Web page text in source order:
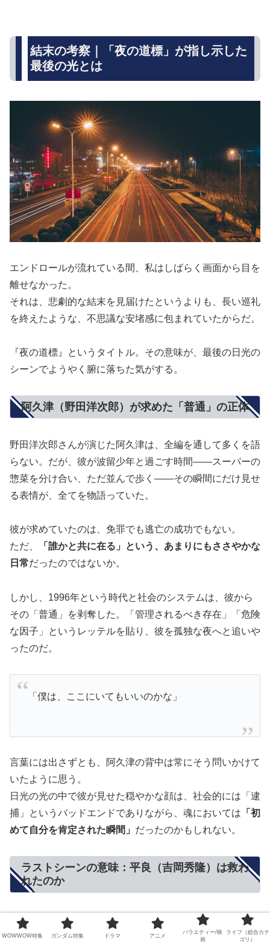
結末の考察｜「夜の道標」が指し示した
最後の光とは
エンドロールが流れている間、私はしばらく画面から目を
離せなかった。
それは、悲劇的な結末を見届けたというよりも、長い巡礼
を終えたような、不思議な安堵感に包まれていたからだ。
『夜の道標』というタイトル。その意味が、最後の日光の
シーンでようやく腑に落ちた気がする。
阿久津（野田洋次郎）が求めた「普通」の正体
野田洋次郎さんが演じた阿久津は、全編を通して多くを語
らない。だが、彼が波留少年と過ごす時間——スーパーの
惣菜を分け合い、ただ並んで歩く——その瞬間にだけ見せ
る表情が、全てを物語っていた。
彼が求めていたのは、免罪でも逃亡の成功でもない。
ただ、
「誰かと共に在る」という、あまりにもささやかな
日常だったのではないか。
しかし、1996年という時代と社会のシステムは、彼から
その「普通」を剥奪した。「管理されるべき存在」「危険
な因子」というレッテルを貼り、彼を孤独な夜へと追いや
ったのだ。
「僕は、ここにいてもいいのかな」
言葉には出さずとも、阿久津の背中は常にそう問いかけて
いたように思う。
日光の光の中で彼が見せた穏やかな顔は、社会的には「逮
捕」というバッドエンドでありながら、魂においては 「初
めて自分を肯定された瞬間」 だったのかもしれない。
ラストシーンの意味：平良（吉岡秀隆）は救わ
れたのか
一方、追う側の平良（吉岡秀隆）はどうだろうか。
WOWWOW特集 ガンダム特集 ドラマ アニメ
バラエティー/映
画
ライフ（総合カテ
ゴリ）